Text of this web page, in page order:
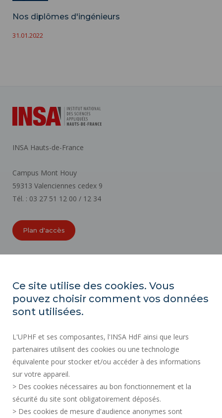
Nos diplômes d'ingénieurs
31.01.2022
INSA Hauts-de-France
Campus Mont Houy
59313 Valenciennes cedex 9
Tél. : 03 27 51 12 00 / 12 34
Plan d'accès
INDEX ÉGALITÉ PROFESSIONNELLE
PLAN DU SITE
DONNÉES PERSONNELLES
MARCHÉS PUBLICS
MENTIONS LÉGALES
RECRUTEMENTS
CRÉDITS
ESPACE PRESSE
Ce site utilise des cookies. Vous
pouvez choisir comment vos données
sont utilisées.
L'UPHF et ses composantes, l'INSA HdF ainsi que leurs
partenaires utilisent des cookies ou une technologie
équivalente pour stocker et/ou accéder à des informations
sur votre appareil.
> Des cookies nécessaires au bon fonctionnement et la
sécurité du site sont obligatoirement déposés.
> Des cookies de mesure d'audience anonymes sont